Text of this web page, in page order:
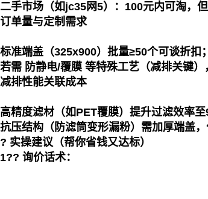
二手市场（如jc35网5）：100元内可淘，但
订单量与定制需求
标准端盖（325x900）批量≥50个可谈折扣；
若需 防静电/覆膜 等特殊工艺（减排关键）
减排性能关联成本
高精度滤材（如PET覆膜）提升过滤效率
抗压结构（防滤筒变形漏粉）需加厚端盖，
? 实操建议（帮你省钱又达标）
1?? 询价话术：